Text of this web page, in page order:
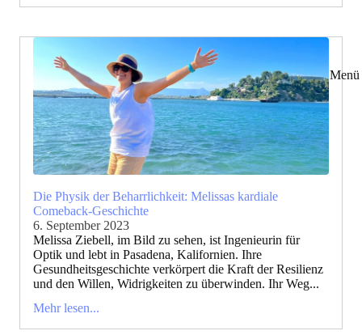
Menü
Die Physik der Beharrlichkeit: Melissas kardiale
Comeback-Geschichte
6. September 2023
Melissa Ziebell, im Bild zu sehen, ist Ingenieurin für
Optik und lebt in Pasadena, Kalifornien. Ihre
Gesundheitsgeschichte verkörpert die Kraft der Resilienz
und den Willen, Widrigkeiten zu überwinden. Ihr Weg...
Mehr lesen...